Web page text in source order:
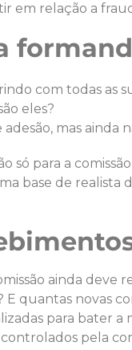
em relação a
com todas as
eles?
mas ainda
só para a
base de realista
ainda deve
E quantas novas
para bater
pela